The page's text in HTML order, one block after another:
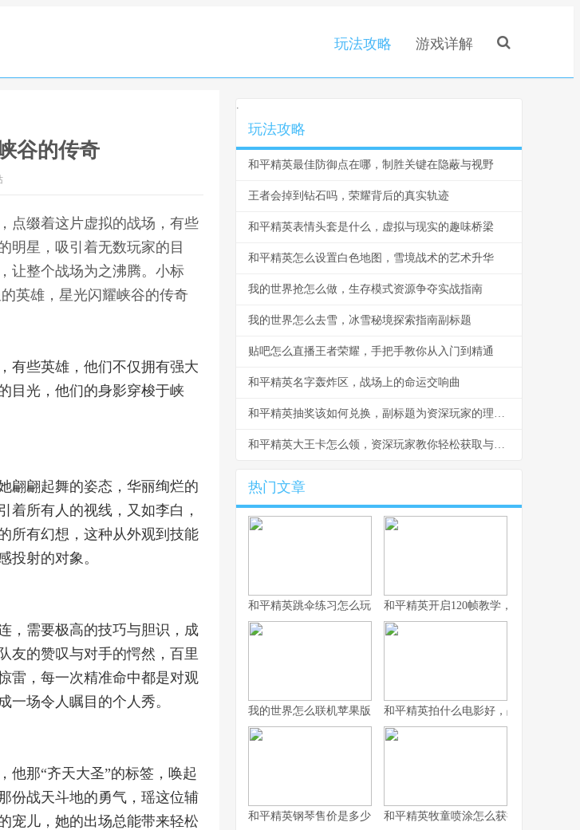
玩法攻略 游戏详解
谷的传奇
点缀着这片虚拟的战场，有些
明星，吸引着无数玩家的目
让整个战场为之沸腾。小标
英雄，星光闪耀峡谷的传奇
有些英雄，他们不仅拥有强大
目光，他们的身影穿梭于峡
翩翩起舞的姿态，华丽绚烂的
着所有人的视线，又如李白，
所有幻想，这种从外观到技能
投射的对象。
，需要极高的技巧与胆识，成
友的赞叹与对手的愕然，百里
雷，每一次精准命中都是对观
场令人瞩目的个人秀。
他那“齐天大圣”的标签，唤起
份战天斗地的勇气，瑶这位辅
宠儿，她的出场总能带来轻松
.
玩法攻略
和平精英最佳防御点在哪，制胜关键在隐蔽与视野
王者会掉到钻石吗，荣耀背后的真实轨迹
和平精英表情头套是什么，虚拟与现实的趣味桥梁
和平精英怎么设置白色地图，雪境战术的艺术升华
我的世界抢怎么做，生存模式资源争夺实战指南
我的世界怎么去雪，冰雪秘境探索指南副标题
贴吧怎么直播王者荣耀，手把手教你从入门到精通
和平精英名字轰炸区，战场上的命运交响曲
和平精英抽奖该如何兑换，副标题为资深玩家的理性抉择指南
和平精英大王卡怎么领，资深玩家教你轻松获取与高效使用
热门文章
和平精英跳伞练习怎么玩，副标题为从新手到高手的精准降落之道
和平精英开启120帧教学，畅享极致流
我的世界怎么联机苹果版，资深玩家的联机指南与心得
和平精英拍什么电影好，战术竞技银幕
和平精英钢琴售价是多少，虚拟奢华的定价谜题
和平精英牧童喷涂怎么获得，牧童专属